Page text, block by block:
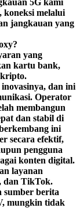
5G kami
koneksi melalui
jangkauan yang
yang
kartu bank,
kripto.
dan ini
Operator
membangun
dan stabil di
ini
secara efektif,
pengguna
konten digital.
layanan
dan TikTok.
sumber berita
mungkin tidak